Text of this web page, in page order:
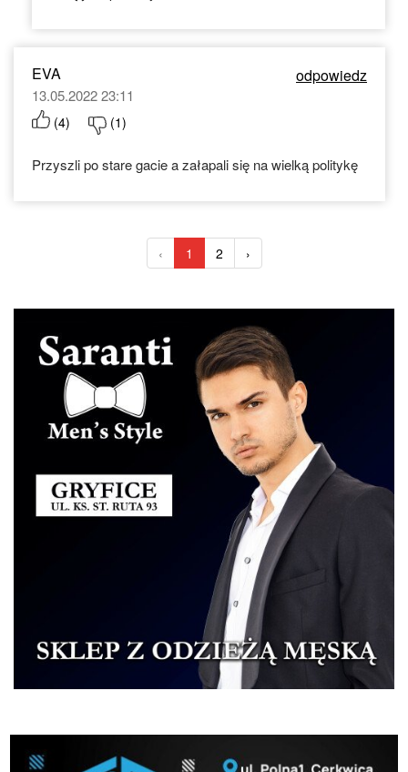
EVA odpowiedz
13.05.2022 23:11
(4) (1)
Przyszli po stare gacie a załapali się na wielką politykę
‹ 1 2 ›